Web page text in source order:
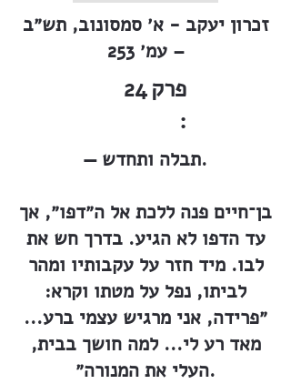
זכרון יעקב - א׳ סמסונוב, תש״ב
– עמ׳ 253
24פרק
:
— תבלה ותחדש.
בן־חיים פנה ללכת אל ה״דפו״, אך
עד הדפו לא הגיע. בדרך חש את
לבו. מיד חזר על עקבותיו ומהר
לביתו, נפל על מטתו וקרא:
״פרידה, אני מרגיש עצמי ברע...
מאד רע לי... למה חושך בבית,
העלי את המנורה״.